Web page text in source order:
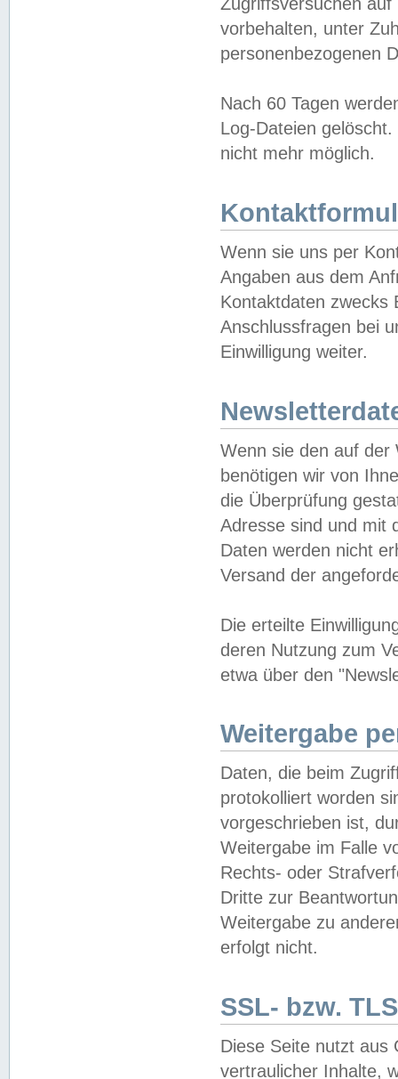
vorbehalten, unter
personenbezogenen
Nach 60 Tagen
Log-Dateien
nicht mehr möglich.
Wenn sie uns per
Angaben aus dem
Kontaktdaten zwecks
Anschlussfragen bei
Einwilligung weiter.
Wenn sie den auf der
benötigen wir von
die Überprüfung
Adresse sind und mit
Daten werden nicht
Versand der
Die erteilte
deren Nutzung zum
etwa über den
Weitergabe
Daten, die beim
protokolliert worden
vorgeschrieben ist,
Weitergabe im Falle
Rechts- oder
Dritte zur
Weitergabe zu
erfolgt nicht.
SSL- bzw.
Diese Seite nutzt aus
vertraulicher Inhalte,